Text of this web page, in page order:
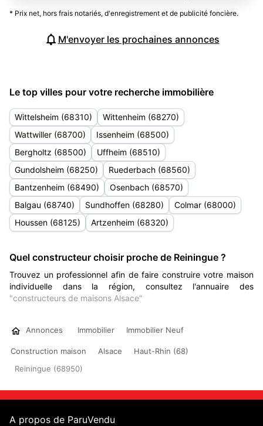
* Prix net, hors frais notariés, d'enregistrement et de publicité foncière.
M'envoyer les prochaines annonces
Le top villes pour votre recherche immobilière
Wittelsheim (68310)
Wittenheim (68270)
Wattwiller (68700)
Issenheim (68500)
Bergholtz (68500)
Uffheim (68510)
Gundolsheim (68250)
Ruederbach (68560)
Bantzenheim (68490)
Osenbach (68570)
Balgau (68740)
Sundhoffen (68280)
Colmar (68000)
Houssen (68125)
Artzenheim (68320)
Quel constructeur choisir proche de Reiningue ?
Trouvez un professionnel afin de faire construire votre maison
individuelle dans la région, consultez l'annuaire des
"constructeurs de maisons Alsace"
Annonces Immobilier Immobilier Neuf
Construction maison Alsace
Haut-Rhin (68)
Reiningue (68950)
A propos de ParuVendu